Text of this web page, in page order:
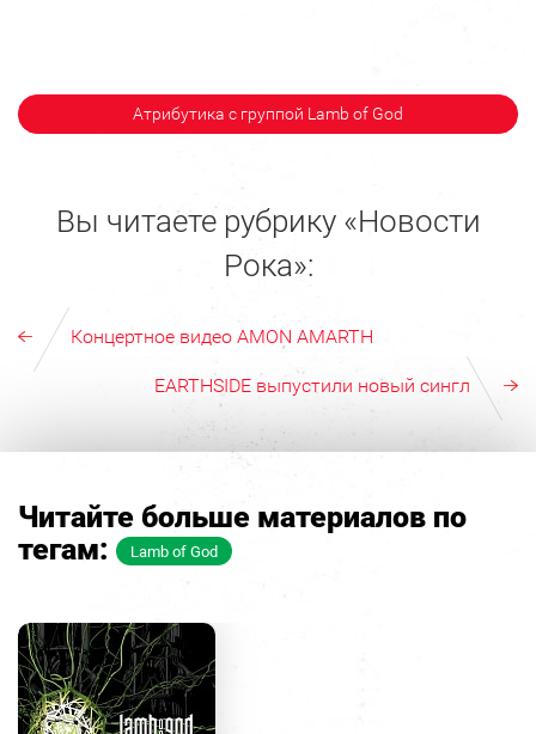
Атрибутика с группой Lamb of God
Вы читаете рубрику «Новости
Рока»:
Концертное видео AMON AMARTH
EARTHSIDE выпустили новый сингл
Читайте больше материалов по
тегам:
Lamb of God